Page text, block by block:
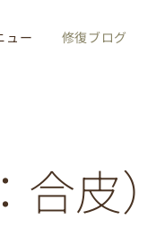
ュー 修復ブログ
皮）